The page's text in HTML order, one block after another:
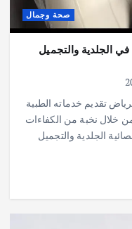
صحة وجمال
الجلدية والتجميل
تقديم خدماته الطبية
خلال نخبة من الكفاءات
الجلدية والتجميل